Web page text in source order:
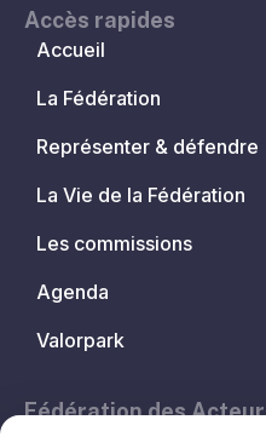
Accès rapides
Accueil
La Fédération
Représenter & défendre
La Vie de la Fédération
Les commissions
Agenda
Valorpark
Fédération des